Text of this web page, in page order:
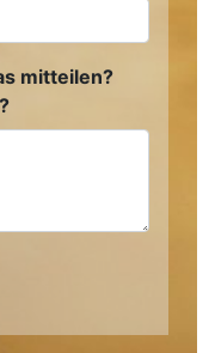
mitteilen?